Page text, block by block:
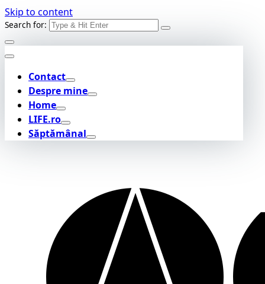
Skip to content
Search for:
Contact
Despre mine
Home
LIFE.ro
Săptămânal